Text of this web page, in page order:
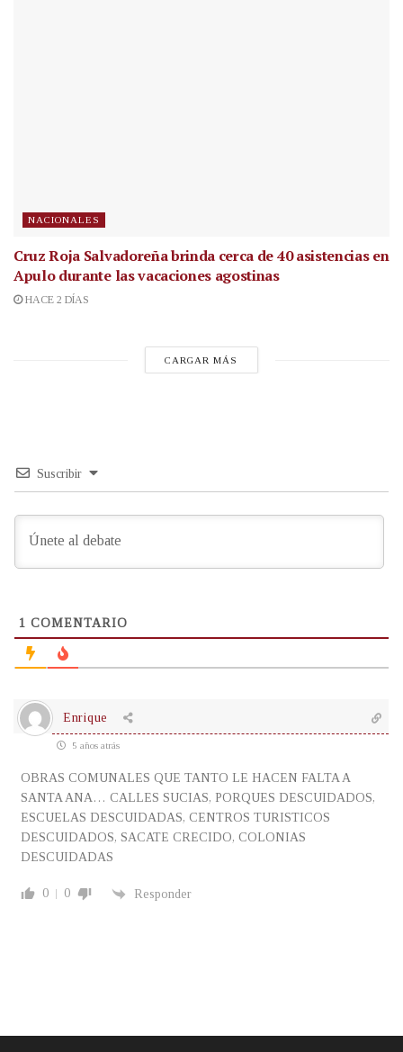
NACIONALES
Cruz Roja Salvadoreña brinda cerca de 40 asistencias en
Apulo durante las vacaciones agostinas
HACE 2 DÍAS
CARGAR MÁS
Suscribir
1 COMENTARIO
Enrique
5 años atrás
OBRAS COMUNALES QUE TANTO LE HACEN FALTA A
SANTA ANA… CALLES SUCIAS, PORQUES DESCUIDADOS,
ESCUELAS DESCUIDADAS, CENTROS TURISTICOS
DESCUIDADOS, SACATE CRECIDO, COLONIAS
DESCUIDADAS
0 0 Responder